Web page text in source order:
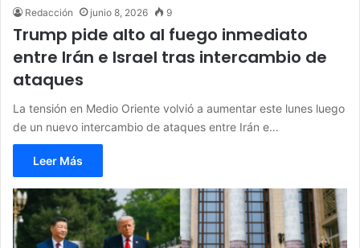
Redacción junio 8, 2026 9
Trump pide alto al fuego inmediato
entre Irán e Israel tras intercambio de
ataques
La tensión en Medio Oriente volvió a aumentar este lunes luego
de un nuevo intercambio de ataques entre Irán e…
Leer Más